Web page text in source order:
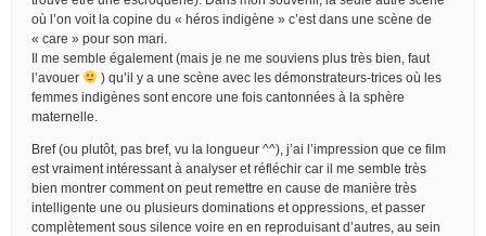
où l’on voit la copine du « héros indigène » c’est dans une scène de
« care » pour son mari.
Il me semble également (mais je ne me souviens plus très bien, faut
l’avouer
) qu’il y a une scène avec les démonstrateurs-trices où les
femmes indigènes sont encore une fois cantonnées à la sphère
maternelle.
Bref (ou plutôt, pas bref, vu la longueur ^^), j’ai l’impression que ce film
est vraiment intéressant à analyser et réfléchir car il me semble très
bien montrer comment on peut remettre en cause de manière très
intelligente une ou plusieurs dominations et oppressions, et passer
complètement sous silence voire en en reproduisant d’autres, au sein